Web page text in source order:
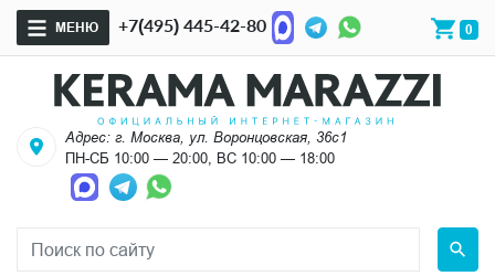
МЕНЮ +7(495) 445-42-80 0
Адрес: г. Москва, ул. Воронцовская, 36с1
ПН-СБ 10:00 — 20:00, ВС 10:00 — 18:00